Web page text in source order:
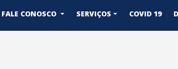
FALE CONOSCO SERVIÇOS COVID 19